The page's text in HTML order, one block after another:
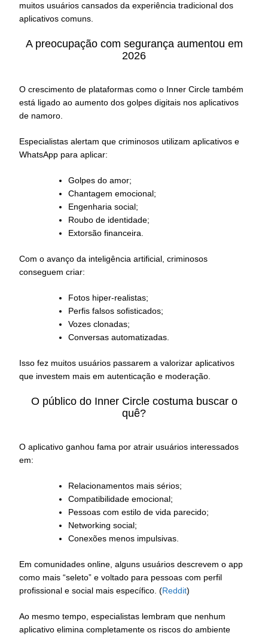
muitos usuários cansados da experiência tradicional dos
aplicativos comuns.
A preocupação com segurança aumentou em
2026
O crescimento de plataformas como o Inner Circle também
está ligado ao aumento dos golpes digitais nos aplicativos
de namoro.
Especialistas alertam que criminosos utilizam aplicativos e
WhatsApp para aplicar:
Golpes do amor;
Chantagem emocional;
Engenharia social;
Roubo de identidade;
Extorsão financeira.
Com o avanço da inteligência artificial, criminosos
conseguem criar:
Fotos hiper-realistas;
Perfis falsos sofisticados;
Vozes clonadas;
Conversas automatizadas.
Isso fez muitos usuários passarem a valorizar aplicativos
que investem mais em autenticação e moderação.
O público do Inner Circle costuma buscar o
quê?
O aplicativo ganhou fama por atrair usuários interessados
em:
Relacionamentos mais sérios;
Compatibilidade emocional;
Pessoas com estilo de vida parecido;
Networking social;
Conexões menos impulsivas.
Em comunidades online, alguns usuários descrevem o app
como mais “seleto” e voltado para pessoas com perfil
profissional e social mais específico. (Reddit)
Ao mesmo tempo, especialistas lembram que nenhum
aplicativo elimina completamente os riscos do ambiente